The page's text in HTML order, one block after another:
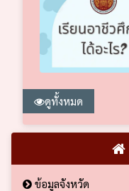
ดูทั้งหมด
ข้อมูลจังหวัด